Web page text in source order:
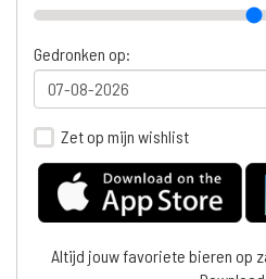
Gedronken op:
Zet op mijn wishlist
Altijd jouw favoriete bieren op